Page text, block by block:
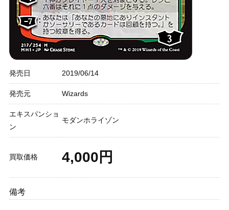
発売日 2019/06/14
発売元 Wizards
エキスパンショ
ン
モダンホライゾン
買取価格 4,000円
備考